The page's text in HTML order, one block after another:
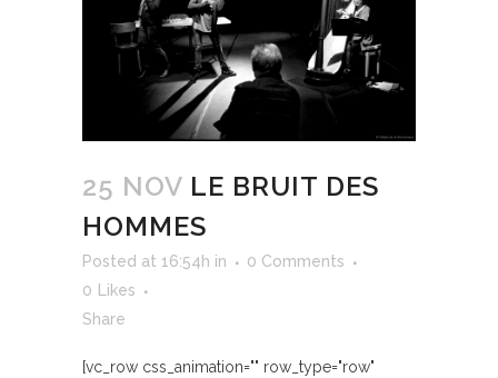
25 NOV LE BRUIT DES
HOMMES
Posted at 16:54h in
0 Comments
0
Likes
Share
[vc_row css_animation="" row_type="row"